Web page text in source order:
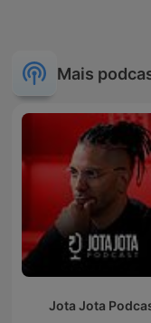
Mais
Jota Jota